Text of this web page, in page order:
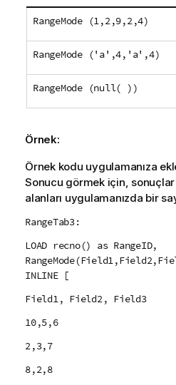
RangeMode (1,2,9,2,4)
RangeMode ('a',4,'a',4)
RangeMode (null( ))
Örnek:
Örnek kodu uygulamanıza
Sonucu görmek için,
alanları uygulamanızda bir
RangeTab3:
LOAD recno() as RangeID,
INLINE [
Field1, Field2, Field3
10,5,6
2,3,7
8,2,8